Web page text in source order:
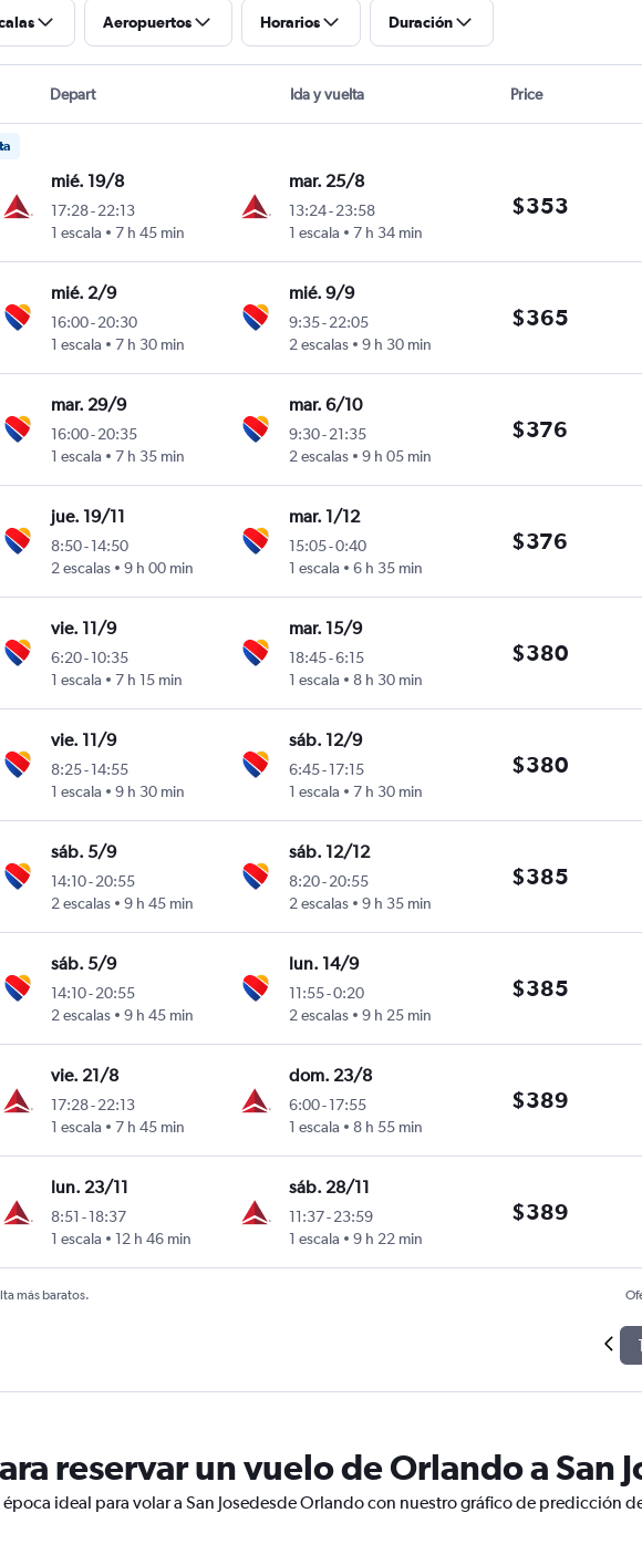
Aeropuertos Horarios Duración
Depart Ida y vuelta Price
mié. 19/8
17:28-22:13
1 escala
7 h 45 min
mar. 25/8
13:24-23:58
1 escala
7 h 34 min
$353
mié. 2/9
16:00-20:30
1 escala
7 h 30 min
mié. 9/9
9:35-22:05
2 escalas
9 h 30 min
$365
mar. 29/9
16:00-20:35
1 escala
7 h 35 min
mar. 6/10
9:30-21:35
2 escalas
9 h 05 min
$376
jue. 19/11
8:50-14:50
2 escalas
9 h 00 min
mar. 1/12
15:05-0:40
1 escala
6 h 35 min
$376
vie. 11/9
6:20-10:35
1 escala
7 h 15 min
mar. 15/9
18:45-6:15
1 escala
8 h 30 min
$380
vie. 11/9
8:25-14:55
1 escala
9 h 30 min
sáb. 12/9
6:45-17:15
1 escala
7 h 30 min
$380
sáb. 5/9
14:10-20:55
2 escalas
9 h 45 min
sáb. 12/12
8:20-20:55
2 escalas
9 h 35 min
$385
sáb. 5/9
14:10-20:55
2 escalas
9 h 45 min
lun. 14/9
11:55-0:20
2 escalas
9 h 25 min
$385
vie. 21/8
17:28-22:13
1 escala
7 h 45 min
dom. 23/8
6:00-17:55
1 escala
8 h 55 min
$389
lun. 23/11
8:51 -18:37
1 escala
12 h 46 min
sáb. 28/11
11:37-23:59
1 escala
9 h 22 min
$389
más baratos.
1
reservar un vuelo de Orlando a San
ideal para volar a San Josedesde Orlando con nuestro gráfico de predicción